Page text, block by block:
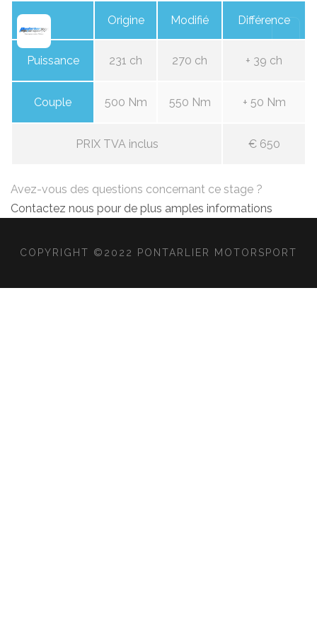
Origine Modifié Différence
Puissance 231 ch 270 ch + 39 ch
Couple 500 Nm 550 Nm + 50 Nm
PRIX TVA inclus € 650
Avez-vous des questions concernant ce stage ?
Contactez nous pour de plus amples informations
COPYRIGHT ©2022 PONTARLIER MOTORSPORT